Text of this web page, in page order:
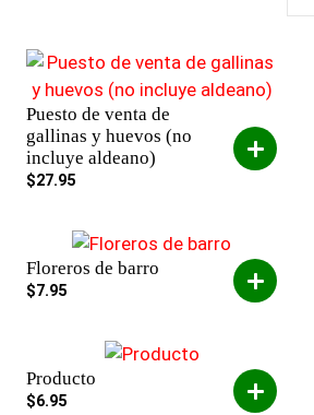
Puesto de venta de
gallinas y huevos (no
incluye aldeano)
$27.95
Floreros de barro
$7.95
Producto
$6.95